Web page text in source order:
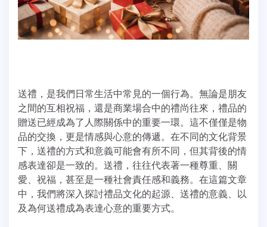
送禮，是我們日常生活中常見的一個行為。無論是朋友
之間的互相祝福，還是商業場合中的禮尚往來，禮品的
贈送已經成為了人際關係中的重要一環。這不僅僅是物
品的交換，更是情感與心意的傳遞。在不同的文化背景
下，送禮的方式和意義可能會有所不同，但其背後的情
感表達卻是一致的。送禮，往往代表著一種尊重、關
愛、祝福，甚至是一種社會責任感和義務。在這篇文章
中，我們將深入探討禮品文化的起源、送禮的意義、以
及為何送禮成為表達心意的重要方式。